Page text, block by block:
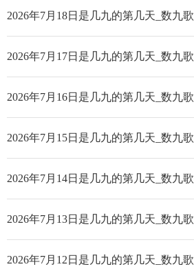
2026年7月18日是几九的第几天_数九歌
2026年7月17日是几九的第几天_数九歌
2026年7月16日是几九的第几天_数九歌
2026年7月15日是几九的第几天_数九歌
2026年7月14日是几九的第几天_数九歌
2026年7月13日是几九的第几天_数九歌
2026年7月12日是几九的第几天_数九歌